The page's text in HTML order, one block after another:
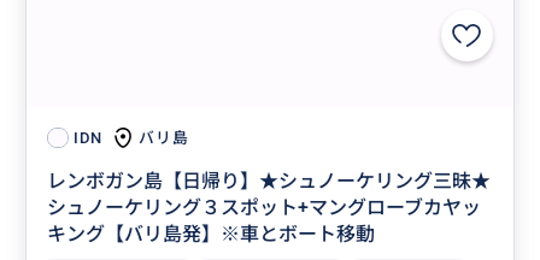
IDN バリ島
レンボガン島【日帰り】★シュノーケリング三昧★
シュノーケリング３スポット+マングローブカヤッ
キング【バリ島発】※車とボート移動